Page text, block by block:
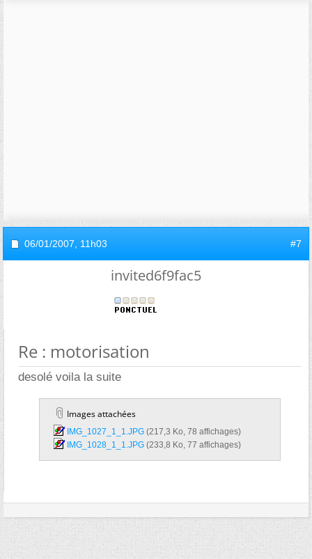
06/01/2007, 11h03 #7
invited6f9fac5
Re : motorisation
desolé voila la suite
Images attachées
IMG_1027_1_1.JPG‎ (217,3 Ko, 78 affichages)
IMG_1028_1_1.JPG‎ (233,8 Ko, 77 affichages)